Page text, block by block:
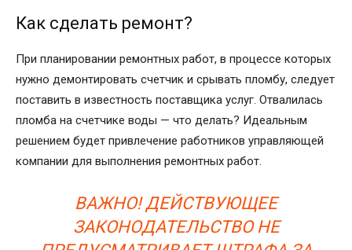
Как сделать ремонт?
При планировании ремонтных работ, в процессе которых
нужно демонтировать счетчик и срывать пломбу, следует
поставить в известность поставщика услуг. Отвалилась
пломба на счетчике воды — что делать? Идеальным
решением будет привлечение работников управляющей
компании для выполнения ремонтных работ.
ВАЖНО! ДЕЙСТВУЮЩЕЕ
ЗАКОНОДАТЕЛЬСТВО НЕ